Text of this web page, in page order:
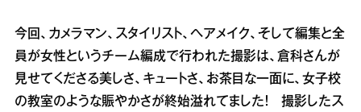
今回、カメラマン、スタイリスト、ヘアメイク、そして編集と全
員が女性というチーム編成で行われた撮影は、倉科さんが
見せてくださる美しさ、キュートさ、お茶目な一面に、女子校
の教室のような賑やかさが終始溢れてました！ 撮影したス